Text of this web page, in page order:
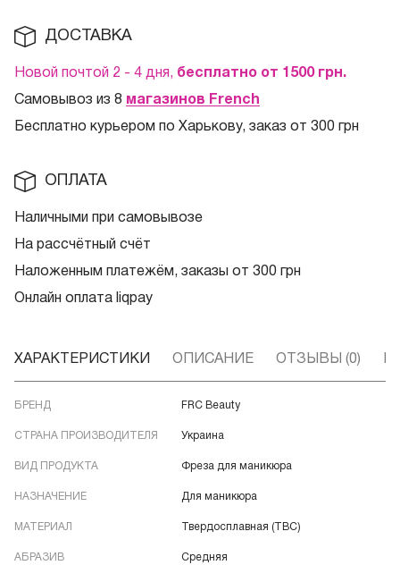
ДОСТАВКА
Новой почтой 2 - 4 дня, бесплатно от 1500 грн.
Самовывоз из 8 магазинов French
Бесплатно курьером по Харькову, заказ от 300 грн
ОПЛАТА
Наличными при самовывозе
На рассчётный счёт
Наложенным платежём, заказы от 300 грн
Онлайн оплата liqpay
ХАРАКТЕРИСТИКИ ОПИСАНИЕ ОТЗЫВЫ (0)
БРЕНД FRC Beauty
СТРАНА ПРОИЗВОДИТЕЛЯ Украина
ВИД ПРОДУКТА Фреза для маникюра
НАЗНАЧЕНИЕ Для маникюра
МАТЕРИАЛ Твердосплавная (ТВС)
АБРАЗИВ Средняя